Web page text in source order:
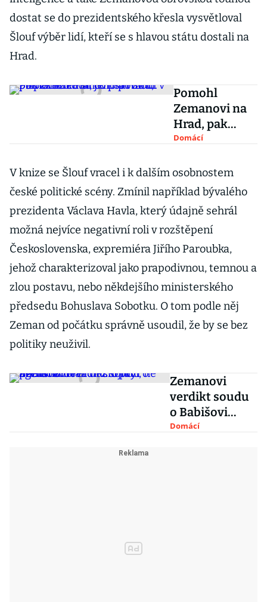
dostat se do prezidentského křesla vysvětloval
Šlouf výběr lidí, kteří se s hlavou státu dostali na
Hrad.
Pomohl
Zemanovi na
Hrad, pak
zkritizoval
Připomeňte si,
co psal Šlouf v
pamětech
Domácí
V knize se Šlouf vracel i k dalším osobnostem
české politické scény. Zmínil například bývalého
prezidenta Václava Havla, který údajně sehrál
možná nejvíce negativní roli v rozštěpení
Československa, expremiéra Jiřího Paroubka,
jehož charakterizoval jako prapodivnou, temnou a
zlou postavu, nebo někdejšího ministerského
předsedu Bohuslava Sobotku. O tom podle něj
Zeman od počátku správně usoudil, že by se bez
politiky neuživil.
Zemanovi
verdikt soudu
o Babišovi
nevadí. Zlo prý
Domácí